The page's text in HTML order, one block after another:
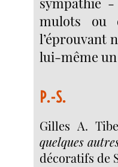
mulots ou
l’éprouvant
lui-même un
P.-S.
Gilles A.
quelques
décoratifs de